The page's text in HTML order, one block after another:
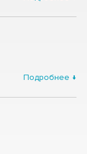
Подробнее ↓